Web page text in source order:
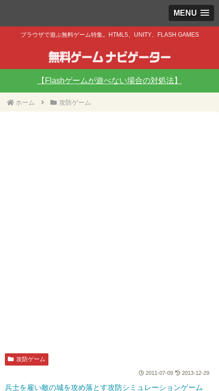
MENU
ブラウザで遊ぶ無料ゲーム特集。HTML5、UNITY、FLASH GAMES
【Flashゲームが遊べない場合の対処法】
ホーム 攻防ゲーム
攻防ゲーム
2011-07-09 2013-12-29
兵士を雇い敵の城を攻め落とす攻防シミュレーションゲーム